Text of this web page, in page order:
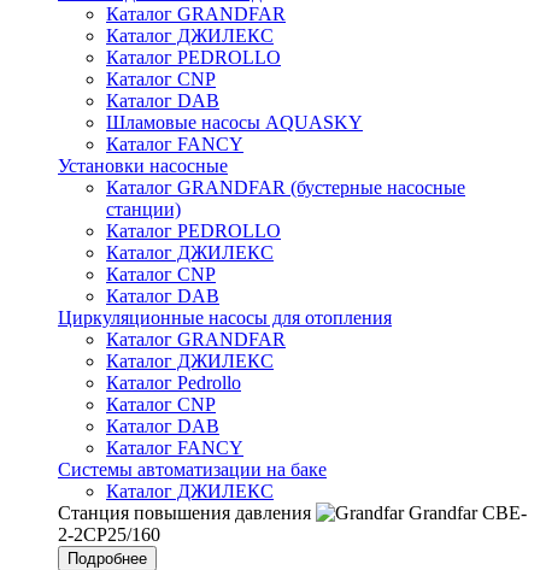
Каталог GRANDFAR
Каталог ДЖИЛЕКС
Каталог PEDROLLO
Каталог CNP
Каталог DAB
Шламовые насосы AQUASKY
Каталог FANCY
Установки насосные
Каталог GRANDFAR (бустерные насосные
станции)
Каталог PEDROLLO
Каталог ДЖИЛЕКС
Каталог CNP
Каталог DAB
Циркуляционные насосы для отопления
Каталог GRANDFAR
Каталог ДЖИЛЕКС
Каталог Pedrollo
Каталог CNP
Каталог DAB
Каталог FANCY
Системы автоматизации на баке
Каталог ДЖИЛЕКС
Станция повышения давления
Grandfar CBE-
2-2CP25/160
Подробнее